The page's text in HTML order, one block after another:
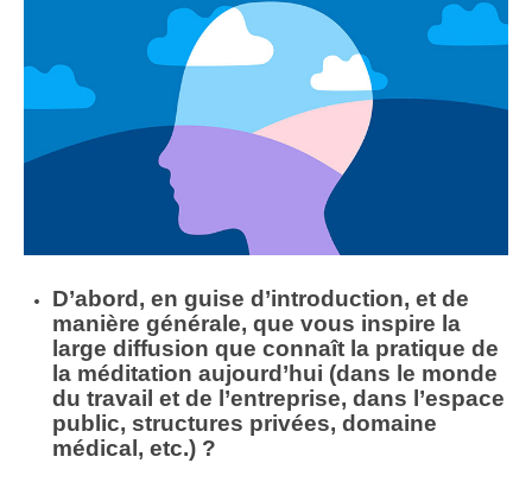
D’abord, en guise d’introduction, et de
manière générale, que vous inspire la
large diffusion que connaît la pratique de
la méditation aujourd’hui (dans le monde
du travail et de l’entreprise, dans l’espace
public, structures privées, domaine
médical, etc.) ?